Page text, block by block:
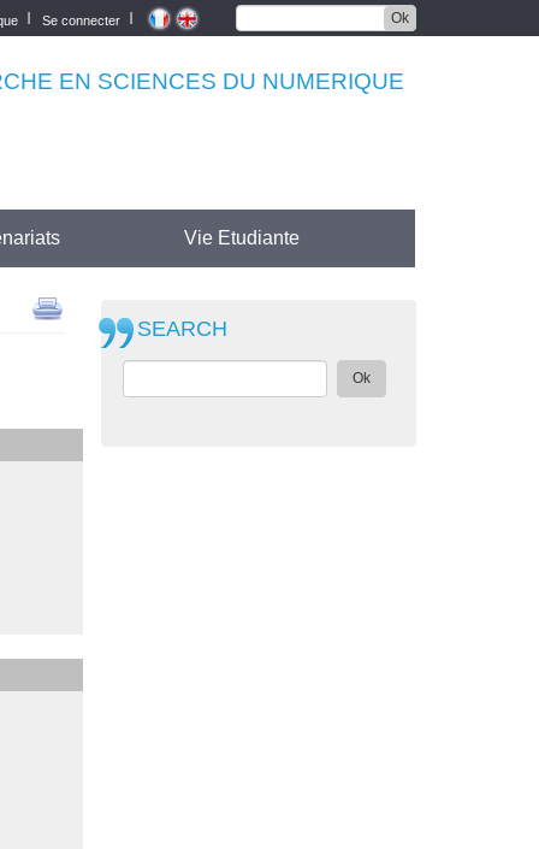
Ok
Se connecter
EN SCIENCES DU NUMERIQUE
Vie Etudiante
SEARCH
Ok